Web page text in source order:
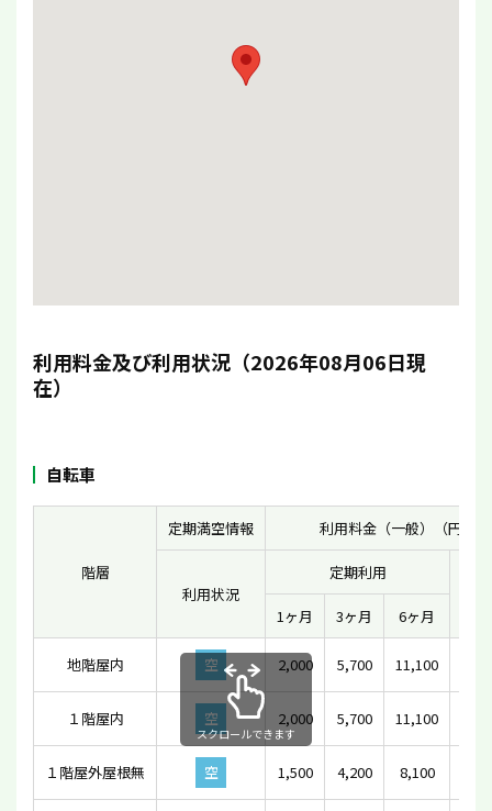
利用料金及び利用状況（2026年08月06日現
在）
自転車
階層
定期満空情報 利用料金（一般）（円）
利用状況
定期利用
1ヶ月
3ヶ月 6ヶ月
地階屋内 空 2,000 5,700 11,100
１階屋内 空 2,000 5,700 11,100
１階屋外屋根無 空 1,500 4,200 8,100
スクロールできます